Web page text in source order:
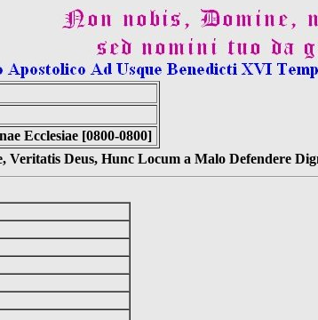
Ecclesiae [0800-0800]
Deus, Hunc Locum a Malo Defendere